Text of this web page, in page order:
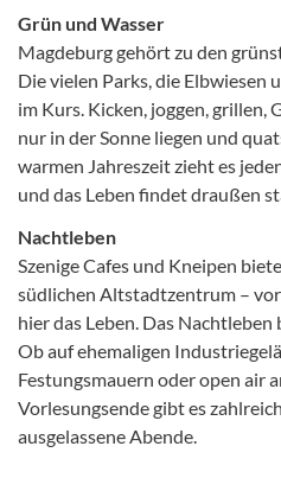
Grün und Wasser
Magdeburg gehört zu den
Die vielen Parks, die Elbwiesen
im Kurs. Kicken, joggen, grillen,
nur in der Sonne liegen und
warmen Jahreszeit zieht es
und das Leben findet draußen
Nachtleben
Szenige Cafes und Kneipen
südlichen Altstadtzentrum –
hier das Leben. Das
Ob auf ehemaligen
Festungsmauern oder open air
Vorlesungsende gibt es
ausgelassene Abende.